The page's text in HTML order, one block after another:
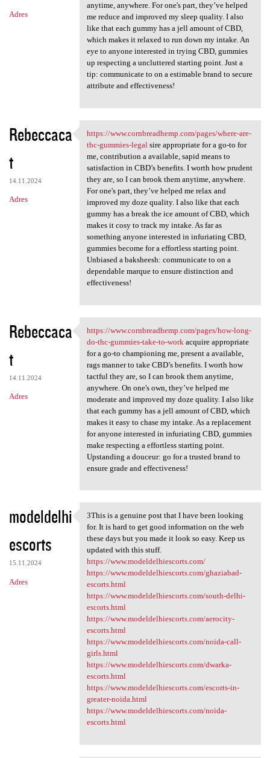
Adres
anytime, anywhere. For one's part, they’ve helped
me reduce and improved my sleep quality. I also
like that each gummy has a jell amount of CBD,
which makes it relaxed to run down my intake. An
eye to anyone interested in trying CBD, gummies
up respecting a uncluttered starting point. Just a
tip: communicate to on a estimable brand to secure
attribute and effectiveness!
Rebeccaca
t
14.11.2024
Adres
https://www.cornbreadhemp.com
https://www.cornbreadhemp.com/pages/where-are-
thc-gummies-legalsire appropriate for a go-to for
me, contribution a available, sapid means to
satisfaction in CBD’s benefits. I worth how prudent
they are, so I can brook them anytime, anywhere.
For one's part, they’ve helped me relax and
improved my doze quality. I also like that each
gummy has a break the ice amount of CBD, which
makes it cosy to track my intake. As far as
something anyone interested in infuriating CBD,
gummies become for a effortless starting point.
Unbiased a baksheesh: communicate to on a
dependable marque to ensure distinction and
effectiveness!
Rebeccaca
t
14.11.2024
Adres
https://www.cornbreadhemp.com
https://www.cornbreadhemp.com/pages/how-long-
do-thc-gummies-take-to-work acquire appropriate
for a go-to championing me, present a available,
rags manner to take CBD’s benefits. I worth how
tactful they are, so I can brook them anytime,
anywhere. On one's own, they’ve helped me
moderate and improved my doze quality. I also like
that each gummy has a jell amount of CBD, which
makes it easy to chase my intake. As a replacement
for anyone interested in infuriating CBD, gummies
make respecting a effortless starting point.
Upstanding a douceur: go for a trusted brand to
ensure grade and effectiveness!
modeldelhi
escorts
15.11.2024
Adres
3This is a genuine post that
3This is a genuine post that I have been looking
for. It is hard to get good information on the web
these days but you made it look so easy. Keep us
updated with this stuff.
https://www.modeldelhiescorts.com/
https://www.modeldelhiescorts.com/ghaziabad-
escorts.html
https://www.modeldelhiescorts.com/south-delhi-
escorts.html
https://www.modeldelhiescorts.com/aerocity-
escorts.html
https://www.modeldelhiescorts.com/noida-call-
girls.html
https://www.modeldelhiescorts.com/dwarka-
escorts.html
https://www.modeldelhiescorts.com/escorts-in-
greater-noida.html
https://www.modeldelhiescorts.com/noida-
escorts.html